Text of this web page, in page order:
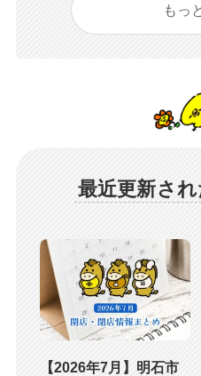
もっ
最近更新さ
【2026年7月】明石市